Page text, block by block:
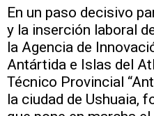
En un paso decisivo
y la inserción laboral
la Agencia de
Antártida e Islas del
Técnico Provincial
la ciudad de Ushuaia,